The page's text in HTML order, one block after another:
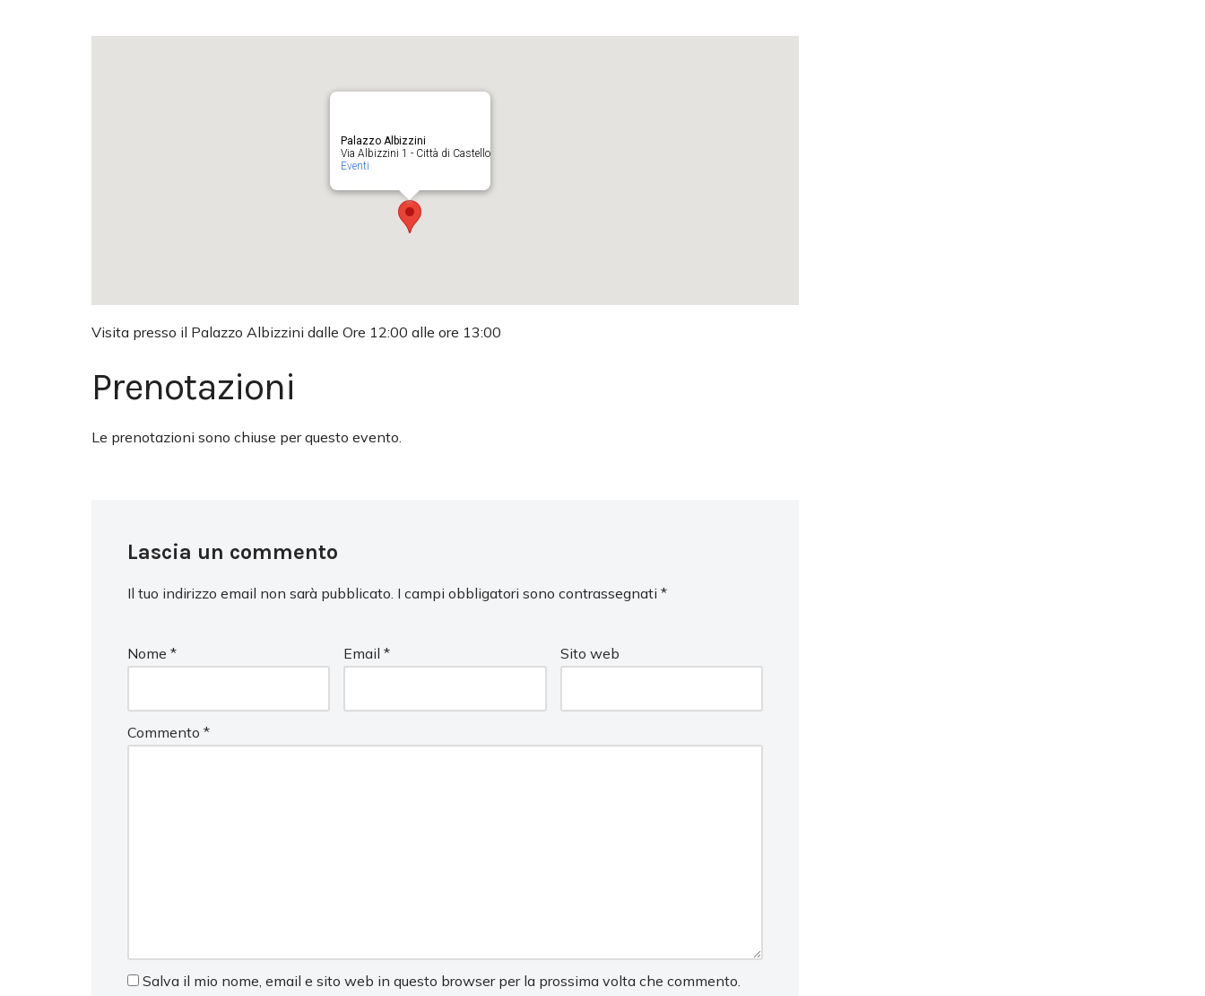
Palazzo Albizzini
Via Albizzini 1 - Città di Castello
Eventi
Visita presso il Palazzo Albizzini dalle Ore 12:00 alle ore 13:00
Prenotazioni
Le prenotazioni sono chiuse per questo evento.
Lascia un commento
Il tuo indirizzo email non sarà pubblicato. I campi obbligatori sono contrassegnati *
Nome * Email* Sito web
Commento *
Salva il mio nome, email e sito web in questo browser per la prossima volta che commento.